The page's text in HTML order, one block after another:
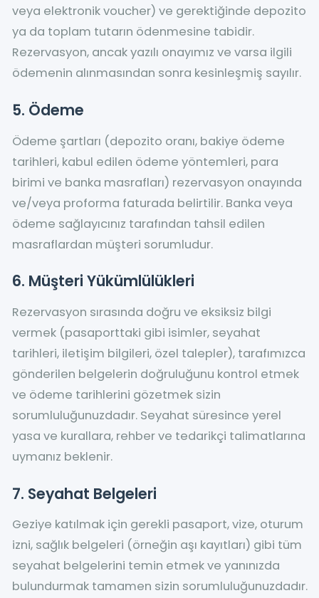
veya elektronik voucher) ve gerektiğinde depozito
ya da toplam tutarın ödenmesine tabidir.
Rezervasyon, ancak yazılı onayımız ve varsa ilgili
ödemenin alınmasından sonra kesinleşmiş sayılır.
5. Ödeme
Ödeme şartları (depozito oranı, bakiye ödeme
tarihleri, kabul edilen ödeme yöntemleri, para
birimi ve banka masrafları) rezervasyon onayında
ve/veya proforma faturada belirtilir. Banka veya
ödeme sağlayıcınız tarafından tahsil edilen
masraflardan müşteri sorumludur.
6. Müşteri Yükümlülükleri
Rezervasyon sırasında doğru ve eksiksiz bilgi
vermek (pasaporttaki gibi isimler, seyahat
tarihleri, iletişim bilgileri, özel talepler), tarafımızca
gönderilen belgelerin doğruluğunu kontrol etmek
ve ödeme tarihlerini gözetmek sizin
sorumluluğunuzdadır. Seyahat süresince yerel
yasa ve kurallara, rehber ve tedarikçi talimatlarına
uymanız beklenir.
7. Seyahat Belgeleri
Geziye katılmak için gerekli pasaport, vize, oturum
izni, sağlık belgeleri (örneğin aşı kayıtları) gibi tüm
seyahat belgelerini temin etmek ve yanınızda
bulundurmak tamamen sizin sorumluluğunuzdadır.